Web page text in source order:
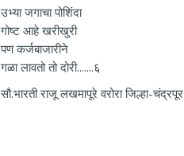
उभ्या जगाचा पोशिंदा
गोष्ट आहे खरीखुरी
पण कर्जबाजारीने
गळा लावतो तो दोरी.......६
सौ.भारती राजू लखमापूरे वरोरा जिल्हा-चंद्रपूर